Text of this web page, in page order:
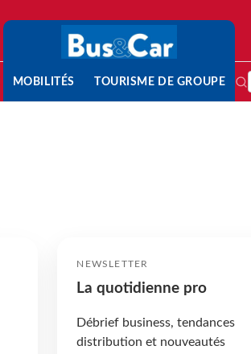
MOBILITÉS TOURISME DE GROUPE
NEWSLETTER
La quotidienne pro
Débrief business, tendances
distribution et nouveautés